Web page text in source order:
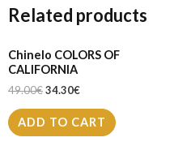
Related products
Chinelo COLORS OF
CALIFORNIA
49.00€34.30€
ADD TO CART